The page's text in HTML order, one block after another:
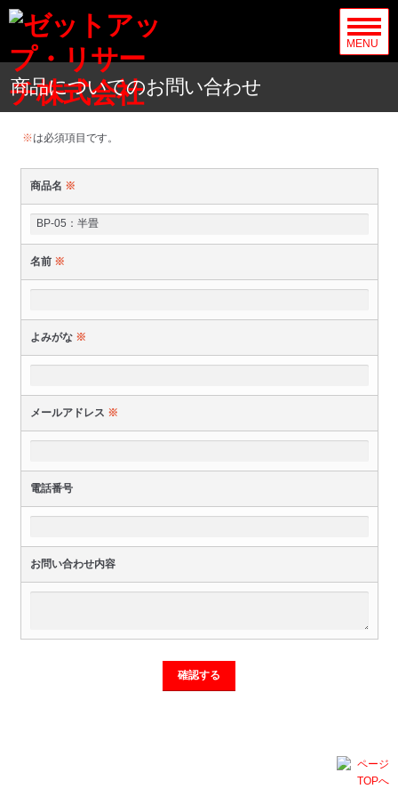
MENU
商品についてのお問い合わせ
※は必須項目です。
商品名 ※
名前 ※
よみがな ※
メールアドレス ※
電話番号
お問い合わせ内容